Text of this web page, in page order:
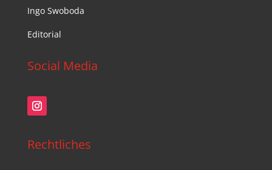
Ingo Swoboda
Editorial
Social Media
Rechtliches